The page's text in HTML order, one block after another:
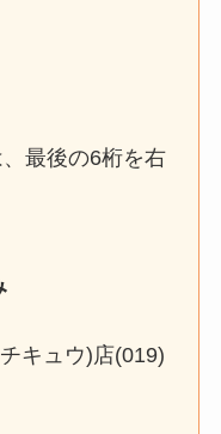
最後の6桁を右
ュウ)店(019)